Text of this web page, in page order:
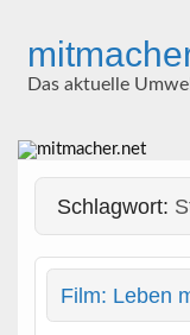
content
Das aktuelle
Schlagwort:
Film: Leben